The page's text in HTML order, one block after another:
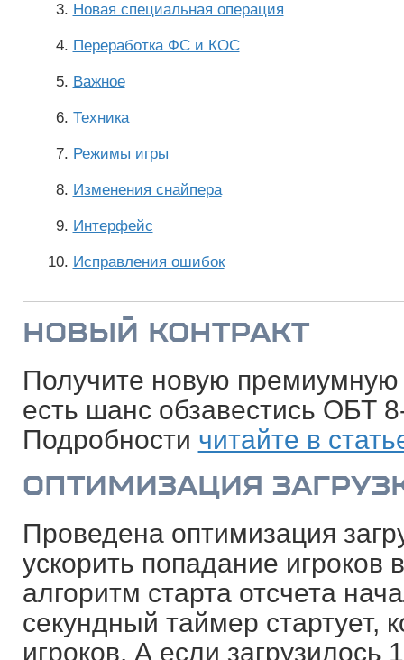
Новая специальная операция
Переработка ФС и КОС
Важное
Техника
Режимы игры
Изменения снайпера
Интерфейс
Исправления ошибок
НОВЫЙ КОНТРАКТ
Получите новую
есть шанс обзавестись ОБТ
Подробности читайте в
ОПТИМИЗАЦИЯ
Проведена оптимизация
ускорить попадание
алгоритм старта отсчета
секундный таймер стартует,
игроков. А если загрузилось